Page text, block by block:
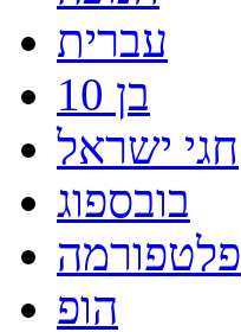
עברית
בן 10
חגי ישראל
בובספוג
פלטפורמה
הופ